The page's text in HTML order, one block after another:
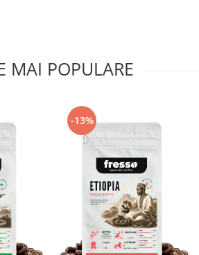
MAI POPULARE
-13%